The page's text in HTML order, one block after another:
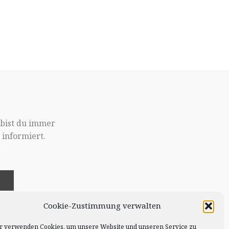
Cookie-Zustimmung verwalten
verwenden Cookies, um unsere Website und unseren Service zu
du immer
informiert.